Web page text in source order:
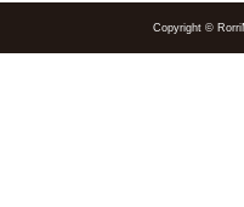
Copyright ©